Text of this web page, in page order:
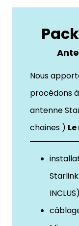
Nous
procédons
antenne
chaines )
INCLUS)